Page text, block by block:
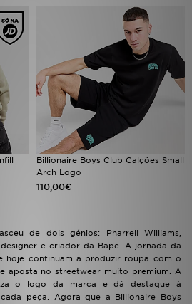
Billionaire Boys Club Calções Small
Arch Logo
110,00€
de dois génios: Pharrell Williams,
e criador da Bape. A jornada da
hoje continuam a produzir roupa com o
aposta no streetwear muito premium. A
o logo da marca e dá destaque à
peça. Agora que a Billionaire Boys